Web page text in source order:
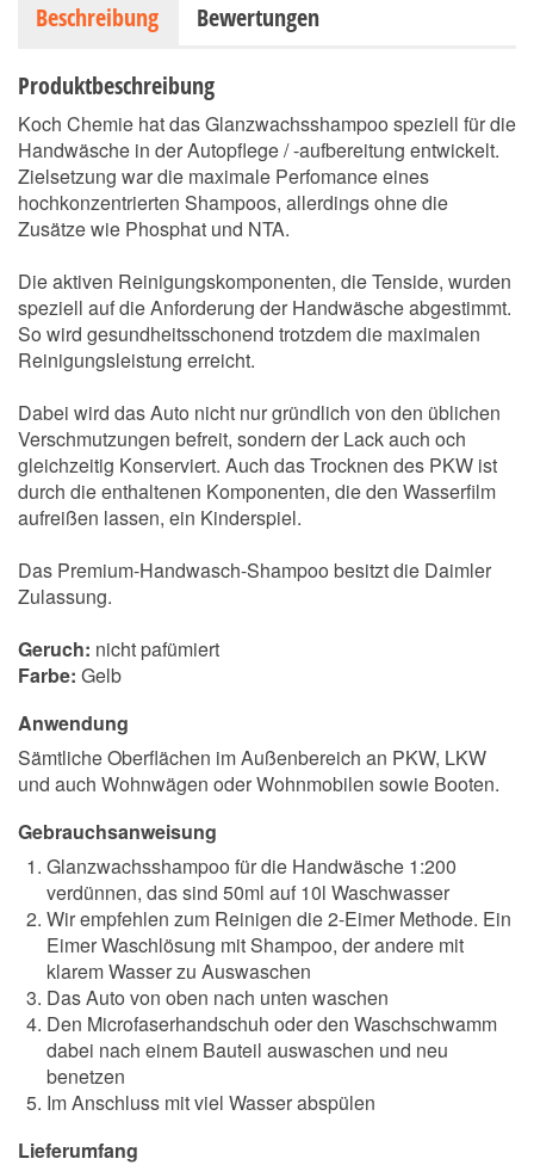
Beschreibung Bewertungen
Produktbeschreibung
Koch Chemie hat das Glanzwachsshampoo speziell für die
Handwäsche in der Autopflege / -aufbereitung entwickelt.
Zielsetzung war die maximale Perfomance eines
hochkonzentrierten Shampoos, allerdings ohne die
Zusätze wie Phosphat und NTA.
Die aktiven Reinigungskomponenten, die Tenside, wurden
speziell auf die Anforderung der Handwäsche abgestimmt.
So wird gesundheitsschonend trotzdem die maximalen
Reinigungsleistung erreicht.
Dabei wird das Auto nicht nur gründlich von den üblichen
Verschmutzungen befreit, sondern der Lack auch och
gleichzeitig Konserviert. Auch das Trocknen des PKW ist
durch die enthaltenen Komponenten, die den Wasserfilm
aufreißen lassen, ein Kinderspiel.
Das Premium-Handwasch-Shampoo besitzt die Daimler
Zulassung.
Geruch: nicht pafümiert
Farbe: Gelb
Anwendung
Sämtliche Oberflächen im Außenbereich an PKW, LKW
und auch Wohnwägen oder Wohnmobilen sowie Booten.
Gebrauchsanweisung
Glanzwachsshampoo für die Handwäsche 1:200
verdünnen, das sind 50ml auf 10l Waschwasser
Wir empfehlen zum Reinigen die 2-Eimer Methode. Ein
Eimer Waschlösung mit Shampoo, der andere mit
klarem Wasser zu Auswaschen
Das Auto von oben nach unten waschen
Den Microfaserhandschuh oder den Waschschwamm
dabei nach einem Bauteil auswaschen und neu
benetzen
Im Anschluss mit viel Wasser abspülen
Lieferumfang